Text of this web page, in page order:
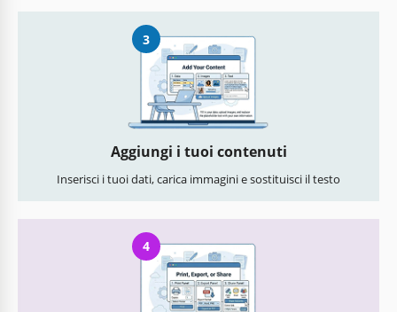
3
Aggiungi i tuoi contenuti
Inserisci i tuoi dati, carica immagini e sostituisci il testo
4